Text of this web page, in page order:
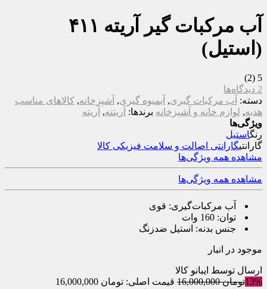
آب مرکبات گیر آریته ۴۱۱
(استیل)
5
(2)
2 دیدگاه‌ها
دسته: آب مرکبات گیری, آبمیوه گیری, آشپزخانه, کالاهای مناسب
هدیه, لوازم خانه و آشپزخانه برندها: آریتته, آریته
ویژگی‌ها
رنگاستیل
گارانتیگارانتی اصالت و سلامت فیزیکی کالا
مشاهده همه ویژگی‌ها
مشاهده همه ویژگی‌ها
آب مرکبات‌گیری: قوی
توان: 160 وات
جنس بدنه: استیل ضدزنگ
موجود در انبار
ارسال توسط ایبانو کالا
13%تومان16,000,000
قیمت اصلی: تومان 16,000,000